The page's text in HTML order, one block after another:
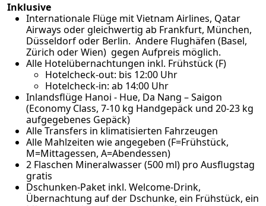
Inklusive
Internationale Flüge mit Vietnam Airlines, Qatar
Airways oder gleichwertig ab Frankfurt, München,
Düsseldorf oder Berlin. Andere Flughäfen (Basel,
Zürich oder Wien) gegen Aufpreis möglich.
Alle Hotelübernachtungen inkl. Frühstück (F)
Hotelcheck-out: bis 12:00 Uhr
Hotelcheck-in: ab 14:00 Uhr
Inlandsflüge Hanoi - Hue, Da Nang – Saigon
(Economy Class, 7-10 kg Handgepäck und 20-23 kg
aufgegebenes Gepäck)
Alle Transfers in klimatisierten Fahrzeugen
Alle Mahlzeiten wie angegeben (F=Frühstück,
M=Mittagessen, A=Abendessen)
2 Flaschen Mineralwasser (500 ml) pro Ausflugstag
gratis
Dschunken-Paket inkl. Welcome-Drink,
Übernachtung auf der Dschunke, ein Frühstück, ein